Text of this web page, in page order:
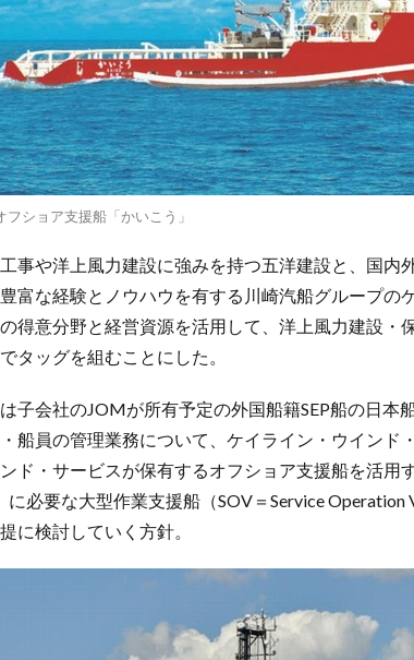
フショア支援船「かいこう」
事や洋上風力建設に強みを持つ五洋建設と、国内
富な経験とノウハウを有する川崎汽船グループの
得意分野と経営資源を活用して、洋上風力建設・
タッグを組むことにした。
子会社のJOMが所有予定の外国船籍SEP船の日本
船員の管理業務について、ケイライン・ウインド
ド・サービスが保有するオフショア支援船を活用
に必要な大型作業支援船（SOV＝Service
に検討していく方針。